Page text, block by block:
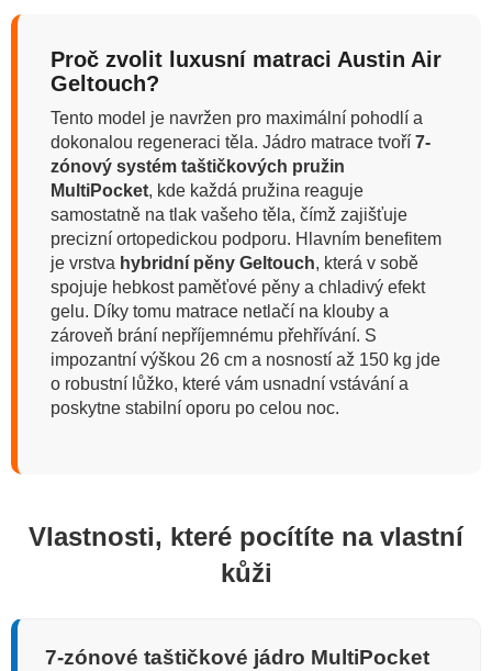
Proč zvolit luxusní matraci Austin Air
Geltouch?
Tento model je navržen pro maximální pohodlí a
dokonalou regeneraci těla. Jádro matrace tvoří 7-
zónový systém taštičkových pružin
MultiPocket, kde každá pružina reaguje
samostatně na tlak vašeho těla, čímž zajišťuje
precizní ortopedickou podporu. Hlavním benefitem
je vrstva hybridní pěny Geltouch, která v sobě
spojuje hebkost paměťové pěny a chladivý efekt
gelu. Díky tomu matrace netlačí na klouby a
zároveň brání nepříjemnému přehřívání. S
impozantní výškou 26 cm a nosností až 150 kg jde
o robustní lůžko, které vám usnadní vstávání a
poskytne stabilní oporu po celou noc.
Vlastnosti, které pocítíte na vlastní
kůži
7-zónové taštičkové jádro MultiPocket